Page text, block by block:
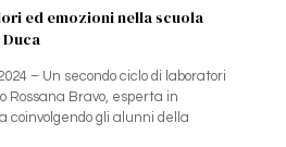
ed emozioni nella scuola
– Un secondo ciclo di laboratori
Rossana Bravo, esperta in
gli alunni della